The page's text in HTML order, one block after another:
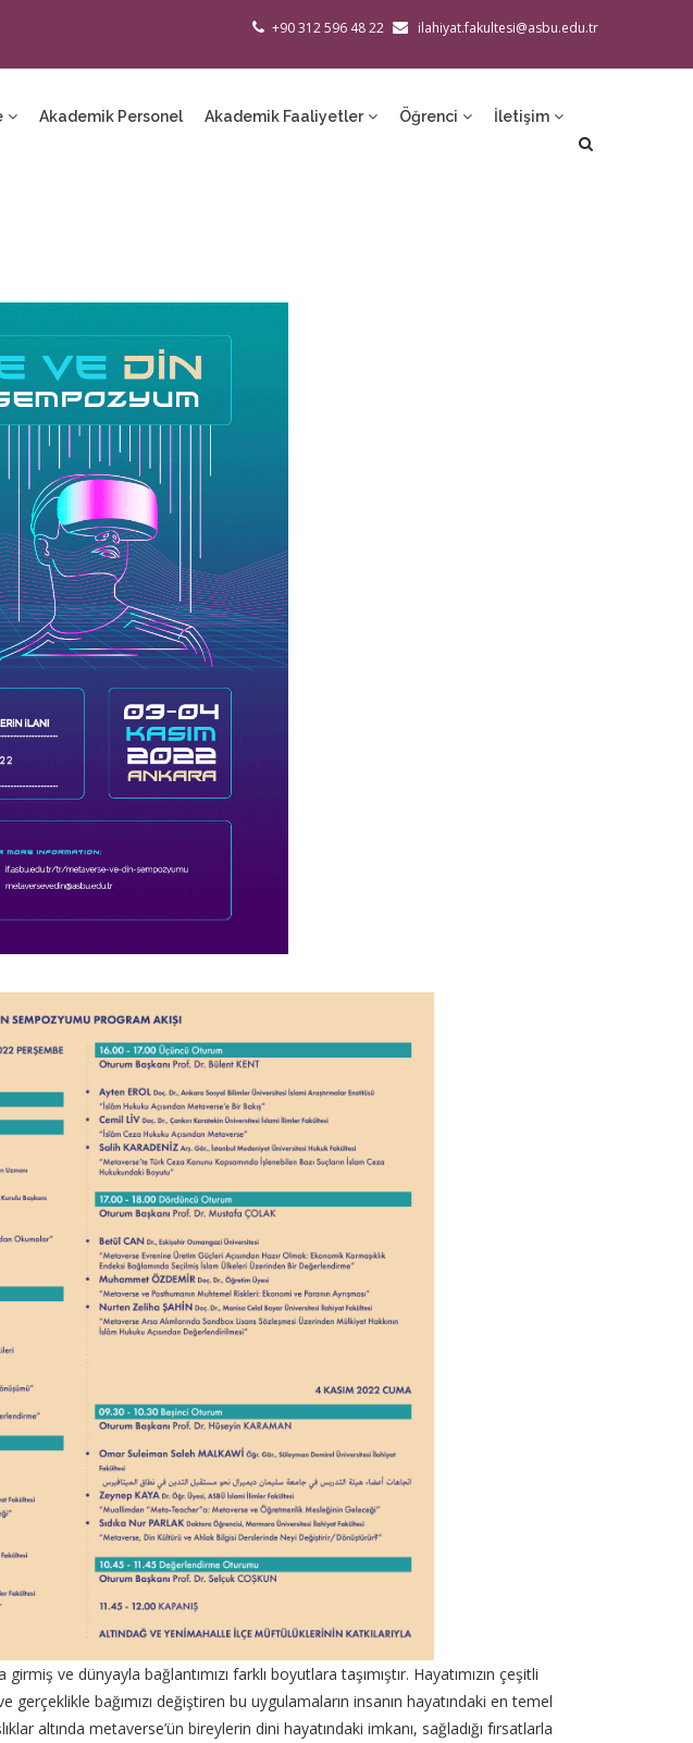
+90 312 596 48 22 ilahiyat.fakultesi@asbu.edu.tr
Akademik Personel Akademik Faaliyetler Öğrenci İletişim
ve dünyayla bağlantımızı farklı boyutlara taşımıştır. Hayatımızın çeşitli
bağımızı değiştiren bu uygulamaların insanın hayatındaki en temel
altında metaverse’ün bireylerin dini hayatındaki imkanı, sağladığı fırsatlarla